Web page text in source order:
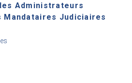
Administrateurs
Judiciaires